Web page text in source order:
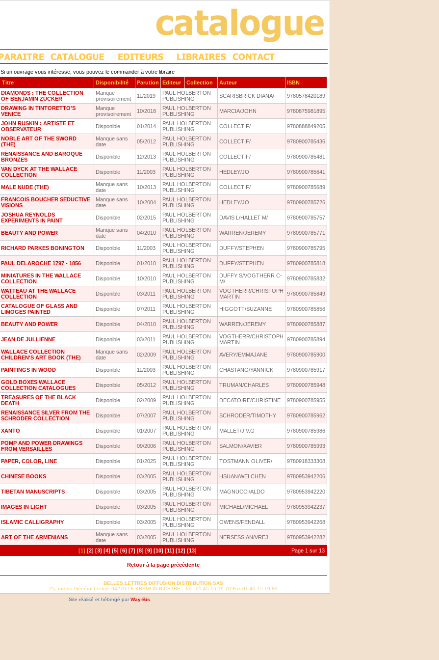
Si un ouvrage vous intéresse, vous pouvez le commander à votre libraire
Titre
Disponibilité Parution Editeur Collection Auteur
ISBN
DIAMONDS : THE COLLECTION
OF BENJAMIN ZUCKER
Manque
provisoirement
11/2019
PAUL HOLBERTON
PUBLISHING
SCARISBRICK DIANA/ 9780578420189
DRAWING IN TINTORETTO'S
VENICE
Manque
provisoirement
10/2018
PAUL HOLBERTON
PUBLISHING
MARCIA/JOHN 9780875981895
JOHN RUSKIN : ARTISTE ET
OBSERVATEUR
Disponible 01/2014
PAUL HOLBERTON
PUBLISHING
COLLECTIF/ 9780888849205
NOBLE ART OF THE SWORD
(THE)
Manque sans
date
05/2012
PAUL HOLBERTON
PUBLISHING
COLLECTIF/ 9780900785436
RENAISSANCE AND BAROQUE
BRONZES
Disponible 12/2013
PAUL HOLBERTON
PUBLISHING
COLLECTIF/ 9780900785481
VAN DYCK AT THE WALLACE
COLLECTION
Disponible 11/2003
PAUL HOLBERTON
PUBLISHING
HEDLEY/JO 9780900785641
MALE NUDE (THE)
Manque sans
date
10/2013
PAUL HOLBERTON
PUBLISHING
COLLECTIF/ 9780900785689
FRANCOIS BOUCHER SEDUCTIVE
VISIONS
Manque sans
date
10/2004
PAUL HOLBERTON
PUBLISHING
HEDLEY/JO 9780900785726
JOSHUA REYNOLDS
EXPERIMENTS IN PAINT
Disponible 02/2015
PAUL HOLBERTON
PUBLISHING
DAVIS L/HALLET M/ 9780900785757
BEAUTY AND POWER
Manque sans
date
04/2010
PAUL HOLBERTON
PUBLISHING
WARREN/JEREMY 9780900785771
RICHARD PARKES BONINGTON Disponible 11/2003
PAUL HOLBERTON
PUBLISHING
DUFFY/STEPHEN 9780900785795
PAUL DELAROCHE 1797 - 1856 Disponible 01/2010
PAUL HOLBERTON
PUBLISHING
DUFFY/STEPHEN 9780900785818
MINIATURES IN THE WALLACE
COLLECTION
Disponible 10/2010
PAUL HOLBERTON
PUBLISHING
DUFFY S/VOGTHERR C-
M/
9780900785832
WATTEAU AT THE WALLACE
COLLECTION
Disponible 03/2011
PAUL HOLBERTON
PUBLISHING
VOGTHERR/CHRISTOPH
MARTIN
9780900785849
CATALOGUE OF GLASS AND
LIMOGES PAINTED
Disponible 07/2011
PAUL HOLBERTON
PUBLISHING
HIGGOTT/SUZANNE 9780900785856
BEAUTY AND POWER Disponible 04/2010
PAUL HOLBERTON
PUBLISHING
WARREN/JEREMY 9780900785887
JEAN DE JULLIENNE Disponible 03/2011
PAUL HOLBERTON
PUBLISHING
VOGTHERR/CHRISTOPH
MARTIN
9780900785894
WALLACE COLLECTION
CHILDREN'S ART BOOK (THE)
Manque sans
date
02/2009
PAUL HOLBERTON
PUBLISHING
AVERY/EMMAJANE 9780900785900
PAINTINGS IN WOOD Disponible 11/2003
PAUL HOLBERTON
PUBLISHING
CHASTANG/YANNICK 9780900785917
GOLD BOXES WALLACE
COLLECTION CATALOGUES
Disponible 05/2012
PAUL HOLBERTON
PUBLISHING
TRUMAN/CHARLES 9780900785948
TREASURES OF THE BLACK
DEATH
Disponible 02/2009
PAUL HOLBERTON
PUBLISHING
DECATOIRE/CHRISTINE 9780900785955
RENAISSANCE SILVER FROM THE
SCHRODER COLLECTION
Disponible 07/2007
PAUL HOLBERTON
PUBLISHING
SCHRODER/TIMOTHY 9780900785962
XANTO Disponible 01/2007
PAUL HOLBERTON
PUBLISHING
MALLET/J.V.G 9780900785986
POMP AND POWER DRAWINGS
FROM VERSAILLES
Disponible 09/2006
PAUL HOLBERTON
PUBLISHING
SALMON/XAVIER 9780900785993
PAPER, COLOR, LINE Disponible 01/2025
PAUL HOLBERTON
PUBLISHING
TOSTMANN OLIVER/ 9780918333308
CHINESE BOOKS Disponible 03/2005
PAUL HOLBERTON
PUBLISHING
HSUAN/WEI CHEN 9780953942206
TIBETAN MANUSCRIPTS Disponible 03/2005
PAUL HOLBERTON
PUBLISHING
MAGNUCCI/ALDO 9780953942220
IMAGES IN LIGHT Disponible 03/2005
PAUL HOLBERTON
PUBLISHING
MICHAEL/MICHAEL 9780953942237
ISLAMIC CALLIGRAPHY Disponible 03/2005
PAUL HOLBERTON
PUBLISHING
OWENS/FENDALL 9780953942268
ART OF THE ARMENIANS
Manque sans
date
03/2005
PAUL HOLBERTON
PUBLISHING
NERSESSIAN/VREJ 9780953942282
[1] [2] [3] [4] [5] [6] [7] [8] [9] [10] [11] [12] [13] Page 1 sur 13
Retour à la page précédente
BELLES LETTRES DIFFUSION DISTRIBUTION SAS
25, rue du Général Leclerc 94270 LE KREMLIN BICETRE - Tel : 01 45 15 19 70 Fax 01 45 15 19 80
Site réalisé et hébergé parWay-Bis